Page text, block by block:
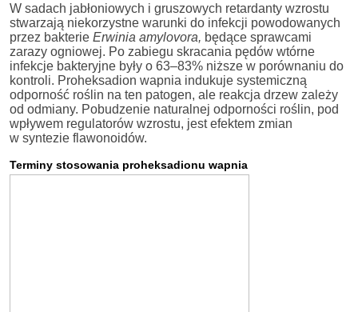
W sadach jabłoniowych i gruszowych retardanty wzrostu
stwarzają niekorzystne warunki do infekcji powodowanych
przez bakterie Erwinia amylovora, będące sprawcami
zarazy ogniowej. Po zabiegu skracania pędów wtórne
infekcje bakteryjne były o 63–83% niższe w porównaniu do
kontroli. Proheksadion wapnia indukuje systemiczną
odporność roślin na ten patogen, ale reakcja drzew zależy
od odmiany. Pobudzenie naturalnej odporności roślin, pod
wpływem regulatorów wzrostu, jest efektem zmian
w syntezie flawonoidów.
Terminy stosowania proheksadionu wapnia